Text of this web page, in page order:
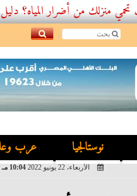
أضرار المياه؟ دليل اكتشاف
نوستالجيا عرب
الأربعاء، 22 يونيو 2022 10:04 مـ